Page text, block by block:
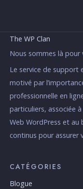
The WP Clan
Nous sommes là pour
Le service de support
motivé par
professionnelle en
particuliers, associée
Web WordPress et
continus pour
CATÉGORIES
Blogue